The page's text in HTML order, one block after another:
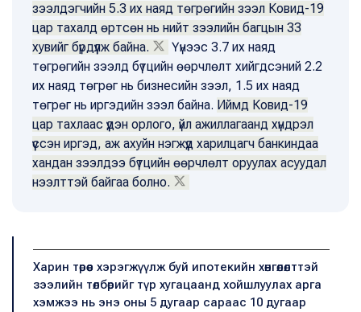
зээлдэгчийн 5.3 их наяд төгрөгийн зээл Ковид-19
цар тахалд өртсөн нь нийт зээлийн багцын 33
хувийг бүрдүүлж байна.
Үүнээс 3.7 их наяд
төгрөгийн зээлд бүтцийн өөрчлөлт хийгдсэний 2.2
их наяд төгрөг нь бизнесийн зээл, 1.5 их наяд
төгрөг нь иргэдийн зээл байна. Иймд Ковид-19
цар тахлаас үүдэн орлого, үйл ажиллагаанд хүндрэл
үүссэн иргэд, аж ахуйн нэгжүүд харилцагч банкиндаа
хандан зээлдээ бүтцийн өөрчлөлт оруулах асуудал
нээлттэй байгаа болно.
Харин төрөөс хэрэгжүүлж буй ипотекийн хөнгөлөлттэй
зээлийн төлбөрийг түр хугацаанд хойшлуулах арга
хэмжээ нь энэ оны 5 дугаар сараас 10 дугаар